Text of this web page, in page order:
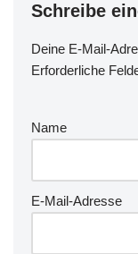
Schreibe
Deine E-Mail-
Erforderliche
Name
E-Mail-Adresse